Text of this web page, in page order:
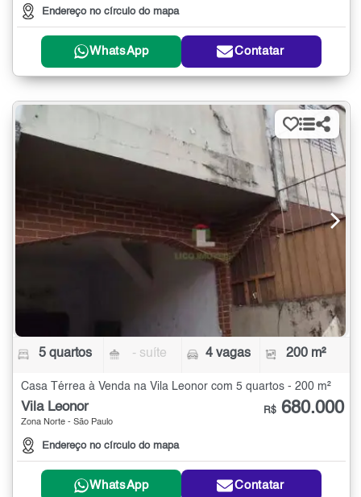
Endereço no círculo do mapa
WhatsApp Contatar
5 quartos - suíte 4 vagas 200 m²
Casa Térrea à Venda na Vila Leonor com 5 quartos - 200 m²
Vila Leonor
Zona Norte - São Paulo
Endereço no círculo do mapa
R$ 680.000
WhatsApp Contatar